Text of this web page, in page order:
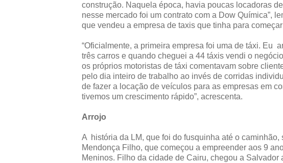
construção. Naquela época, havia poucas locadoras
nesse mercado foi um contrato com a Dow Química”,
que vendeu a empresa de taxis que tinha para
“Oficialmente, a primeira empresa foi uma de táxi. Eu
três carros e quando cheguei a 44 táxis vendi o
os próprios motoristas de táxi comentavam sobre
pelo dia inteiro de trabalho ao invés de corridas
de fazer a locação de veículos para as empresas em
tivemos um crescimento rápido”, acrescenta.
Arrojo
A história da LM, que foi do fusquinha até o
Mendonça Filho, que começou a empreender aos 9
Meninos. Filho da cidade de Cairu, chegou a